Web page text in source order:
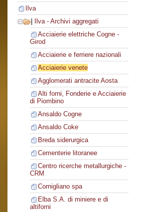
Ilva
Ilva - Archivi aggregati
Acciaierie elettriche Cogne -
Girod
Acciaierie e ferriere nazionali
Acciaierie venete
Agglomerati antracite Aosta
Alti forni, Fonderie e Acciaierie
di Piombino
Ansaldo Cogne
Ansaldo Coke
Breda siderurgica
Cementerie litoranee
Centro ricerche metallurgiche -
CRM
Cornigliano spa
Elba S.A. di miniere e di
altiforni